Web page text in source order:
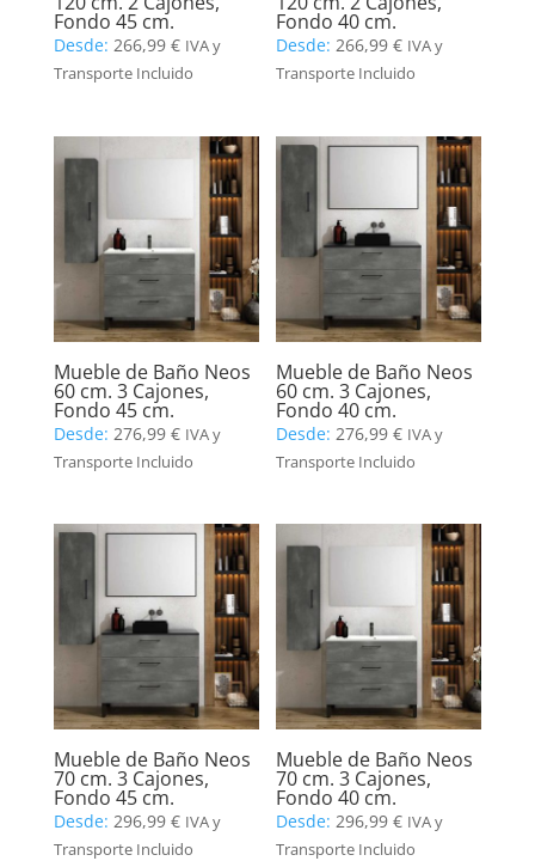
Fondo 45 cm.
Desde: 266,99 € IVA y
Transporte Incluido
Fondo 40 cm.
Desde:266,99€ IVA y
Transporte Incluido
Mueble de Baño Neos
60 cm. 3 Cajones,
Fondo 45 cm.
Desde: 276,99 € IVA y
Transporte Incluido
Mueble de Baño Neos
60 cm. 3 Cajones,
Fondo 40 cm.
Desde: 276,99€ IVA y
Transporte Incluido
Mueble de Baño Neos
70 cm. 3 Cajones,
Fondo 45 cm.
Desde: 296,99 € IVA y
Transporte Incluido
Mueble de Baño Neos
70 cm. 3 Cajones,
Fondo 40 cm.
Desde:296,99€ IVA y
Transporte Incluido